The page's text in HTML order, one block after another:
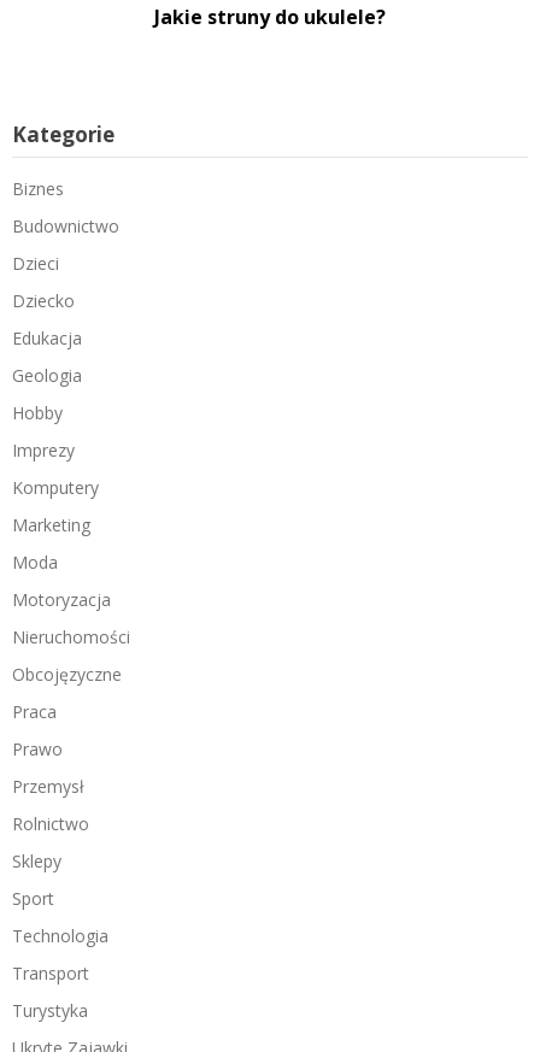
Jakie struny do ukulele?
Kategorie
Biznes
Budownictwo
Dzieci
Dziecko
Edukacja
Geologia
Hobby
Imprezy
Komputery
Marketing
Moda
Motoryzacja
Nieruchomości
Obcojęzyczne
Praca
Prawo
Przemysł
Rolnictwo
Sklepy
Sport
Technologia
Transport
Turystyka
Ukryte Zajawki